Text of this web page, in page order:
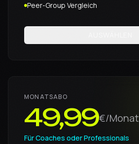
Peer-Group Vergleich
MONATSABO
49,99€/Monat
Für Coaches oder Professionals